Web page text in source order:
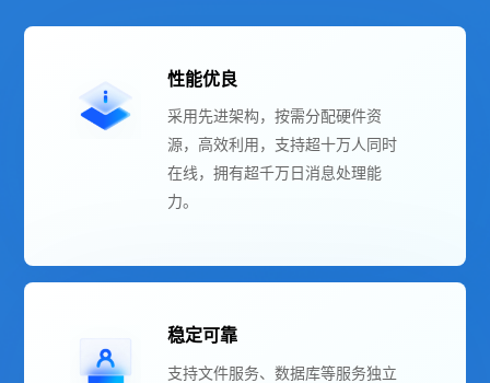
性能优良
采用先进架构，按需分配硬件资
源，高效利用，支持超十万人同时
在线，拥有超千万日消息处理能
力。
稳定可靠
支持文件服务、数据库等服务独立